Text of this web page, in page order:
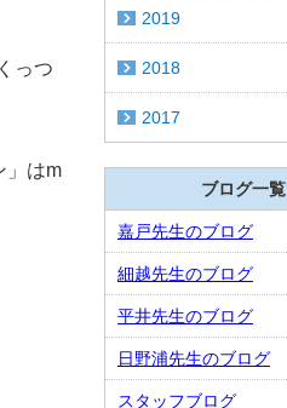
っつ
」はm
2019
2018
2017
ブログ一覧
嘉戸先生のブログ
細越先生のブログ
平井先生のブログ
日野浦先生のブログ
スタッフブログ